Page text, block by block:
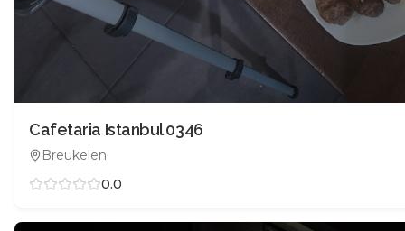
Cafetaria Istanbul 0346
Breukelen
0.0